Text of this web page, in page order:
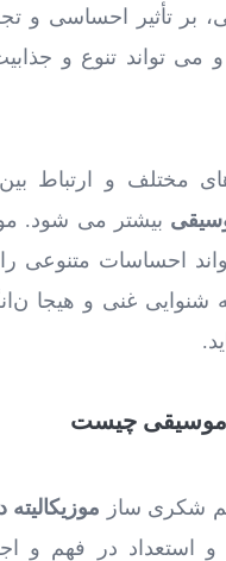
بر تأثیر احساسی و
و می ‌تواند تنوع و
مختلف و ارتباط
بیشتر می ‌شود.
احساسات متنوعی
شنوایی غنی و هیجا
موسیقی چیست
شکری ساز
و استعداد در فهم و